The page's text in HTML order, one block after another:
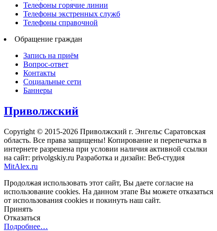
Телефоны горячие линии
Телефоны экстренных служб
Телефоны справочной
Обращение граждан
Запись на приём
Вопрос-ответ
Контакты
Социальные сети
Баннеры
Приволжский
Copyright © 2015-2026 Приволжский г. Энгельс Саратовская
область. Все права защищены! Копирование и перепечатка в
интернете разрешена при условии наличия активной ссылки
на сайт: privolgskiy.ru Разработка и дизайн: Веб-студия
MitAlex.ru
Продолжая использовать этот сайт, Вы даете согласие на
использование cookies. На данном этапе Вы можете отказаться
от использования cookies и покинуть наш сайт.
Принять
Отказаться
Подробнее…